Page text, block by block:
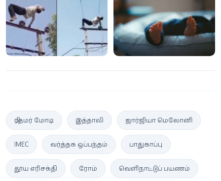
அதிர்ச்சியில் உறைந்த
பொதுமக்கள்
தாய் கைது
பிரதமர் மோடி இத்தாலி ஜார்ஜியா மெலோனி
IMEC வர்த்தக ஒப்பந்தம் பாதுகாப்பு
தூய எரிசக்தி ரோம் வெளிநாட்டுப் பயணம்